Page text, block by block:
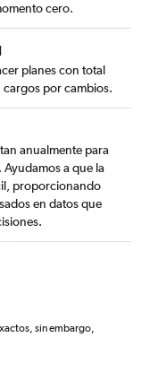
cero.
planes con total
por cambios.
anualmente para
a que la
proporcionando
en datos que
sin embargo,